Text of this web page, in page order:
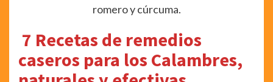
romero y cúrcuma.
7 Recetas de remedios
caseros para los Calambres,